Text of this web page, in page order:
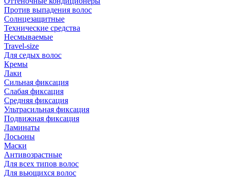
Против выпадения волос
Солнцезащитные
Технические средства
Несмываемые
Travel-size
Для седых волос
Кремы
Лаки
Сильная фиксация
Слабая фиксация
Средняя фиксация
Ультрасильная фиксация
Подвижная фиксация
Ламинаты
Лосьоны
Маски
Антивозрастные
Для всех типов волос
Для вьющихся волос